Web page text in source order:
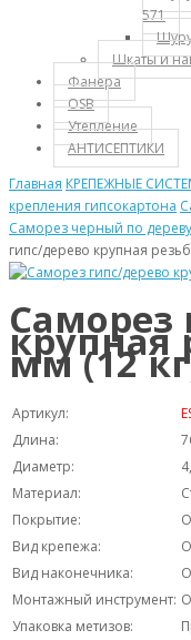
571
Шкаты и
Фанера
OSB
Утепление
АНТИСЕПТИКИ
Главная КРЕПЕЖНЫЕ
крепления гипсокартона
Саморез черный по
гипс/дерево крупная
Саморез
крупная
мм (12
Артикул:
Длина:
Диаметр:
Материал:
Покрытие:
Вид крепежа:
Вид наконечника:
Монтажный инструмент:
Упаковка метизов: